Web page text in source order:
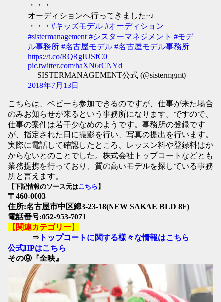
・・・
オーディションへ行ってきました~♩
・・・ #キッズモデル #オーディション
#sistermanagement #シスターマネジメント #モデ
ル事務所 #名古屋モデル #名古屋モデル事務所
https://t.co/RQRgIUSfC0
pic.twitter.com/haXN6rCNYd
— SISTERMANAGEMENT公式 (@sistermgmt)
2018年7月13日
こちらは、ベビーも参加できるのですが、仕事が来た場合
のみお知らせが来るという事務所になります。ですので、
仕事の案件は若干少なめのようです。事務所の登録です
が、指定された日に撮影を行い、写真の提出を行います。
実際に電話して確認したところ、レッスン料や登録料はか
からないとのことでした。株式会社トップコートなどとも
業務提携を行っており、質の高いモデルを探している事務
所と言えます。
【下記情報のソース元はこちら 】
〒460-0003
住所:名古屋市中区錦3-23-18(NEW SAKAE BLD 8F)
電話番号:052-953-7071
【関連カテゴリー】
⇒ トップコートに関する様々な情報はこちら
公式HPはこちら
その⑨『全映』